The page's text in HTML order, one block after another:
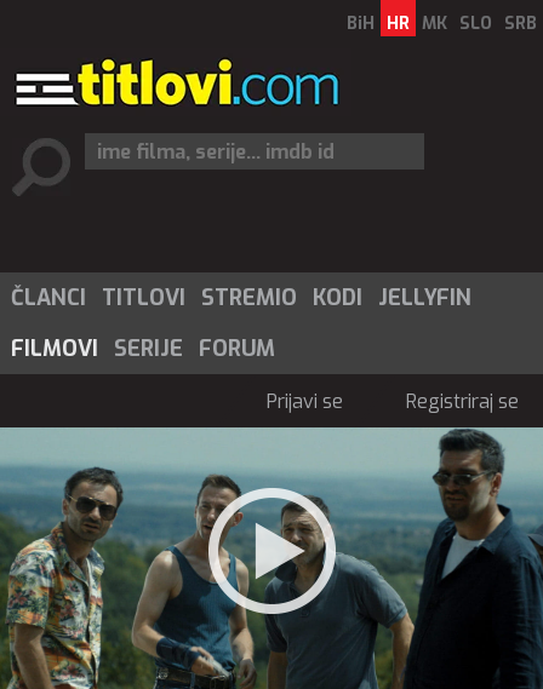
BiH HR MK SLO SRB
ČLANCI TITLOVI STREMIO KODI
JELLYFIN
FILMOVI
SERIJE FORUM
Prijavi se Registriraj se